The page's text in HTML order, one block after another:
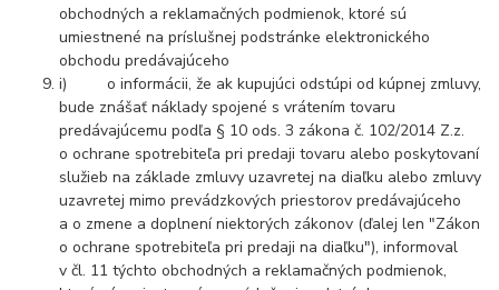
obchodných a reklamačných podmienok, ktoré sú
umiestnené na príslušnej podstránke elektronického
obchodu predávajúceho
i) o informácii, že ak kupujúci odstúpi od kúpnej zmluvy,
bude znášať náklady spojené s vrátením tovaru
predávajúcemu podľa § 10 ods. 3 zákona č. 102/2014 Z.z.
o ochrane spotrebiteľa pri predaji tovaru alebo poskytovaní
služieb na základe zmluvy uzavretej na diaľku alebo zmluvy
uzavretej mimo prevádzkových priestorov predávajúceho
a o zmene a doplnení niektorých zákonov (ďalej len "Zákon
o ochrane spotrebiteľa pri predaji na diaľku"), informoval
v čl. 11 týchto obchodných a reklamačných podmienok,